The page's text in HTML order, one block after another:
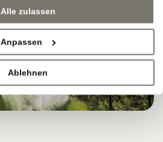
Alle zulassen
Anpassen
Ablehnen